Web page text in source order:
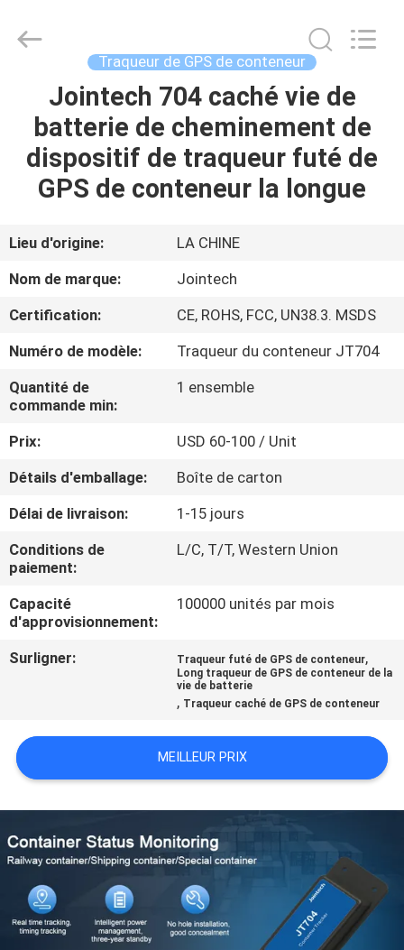
MAISON
PRODUITS
SHOW
SUJET
DE
NOUS
VISITE
D'USINE
CONTRÔLE
DE
QUALITÉ
CONTACTEZ-
DEMANDEZ
UNE
CITATION
PLAN
DU
SITE
Technology
Traqueur de GPS de conteneur
Jointech 704 caché vie de
batterie de cheminement de
dispositif de traqueur futé de
GPS de conteneur la longue
Lieu d'origine:
LA CHINE
Nom de marque:
Jointech
Certification:
CE, ROHS, FCC, UN38.3. MSDS
Numéro de modèle:
Traqueur du conteneur JT704
Quantité de
commande min:
1 ensemble
Prix:
USD 60-100 / Unit
Détails d'emballage:
Boîte de carton
Délai de livraison:
1-15 jours
Conditions de
paiement:
L/C, T/T, Western Union
Capacité
d'approvisionnement:
100000 unités par mois
Surligner: Traqueur futé de GPS de conteneur,
Long traqueur de GPS de conteneur de la
vie de batterie
, Traqueur caché de GPS de conteneur
MEILLEUR PRIX